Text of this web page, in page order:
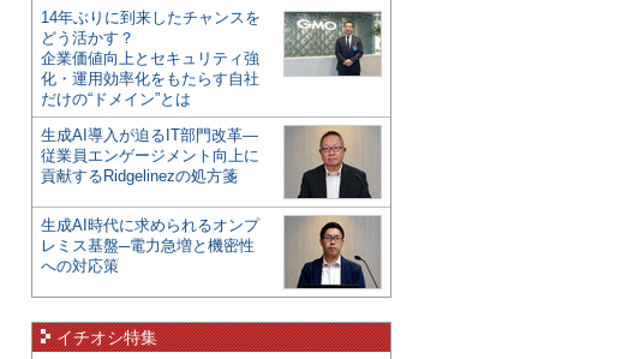
14年ぶりに到来したチャンスを
どう活かす？
企業価値向上とセキュリティ強
化・運用効率化をもたらす自社
だけの“ドメイン”とは
生成AI導入が迫るIT部門改革―
従業員エンゲージメント向上に
貢献するRidgelinezの処方箋
生成AI時代に求められるオンプ
レミス基盤─電力急増と機密性
への対応策
イチオシ特集